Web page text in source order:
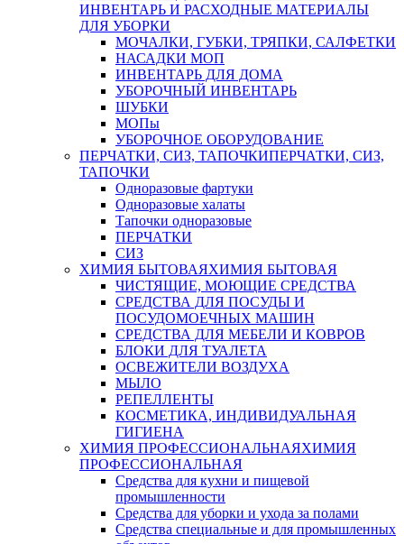
ИНВЕНТАРЬ И РАСХОДНЫЕ МАТЕРИАЛЫ
ДЛЯ УБОРКИ
МОЧАЛКИ, ГУБКИ, ТРЯПКИ, САЛФЕТКИ
НАСАДКИ МОП
ИНВЕНТАРЬ ДЛЯ ДОМА
УБОРОЧНЫЙ ИНВЕНТАРЬ
ШУБКИ
МОПы
УБОРОЧНОЕ ОБОРУДОВАНИЕ
ПЕРЧАТКИ, СИЗ, ТАПОЧКИПЕРЧАТКИ, СИЗ,
ТАПОЧКИ
Одноразовые фартуки
Одноразовые халаты
Тапочки одноразовые
ПЕРЧАТКИ
СИЗ
ХИМИЯ БЫТОВАЯХИМИЯ БЫТОВАЯ
ЧИСТЯЩИЕ, МОЮЩИЕ СРЕДСТВА
СРЕДСТВА ДЛЯ ПОСУДЫ И
ПОСУДОМОЕЧНЫХ МАШИН
СРЕДСТВА ДЛЯ МЕБЕЛИ И КОВРОВ
БЛОКИ ДЛЯ ТУАЛЕТА
ОСВЕЖИТЕЛИ ВОЗДУХА
МЫЛО
РЕПЕЛЛЕНТЫ
КОСМЕТИКА, ИНДИВИДУАЛЬНАЯ
ГИГИЕНА
ХИМИЯ ПРОФЕССИОНАЛЬНАЯХИМИЯ
ПРОФЕССИОНАЛЬНАЯ
Средства для кухни и пищевой
промышленности
Средства для уборки и ухода за полами
Средства специальные и для промышленных